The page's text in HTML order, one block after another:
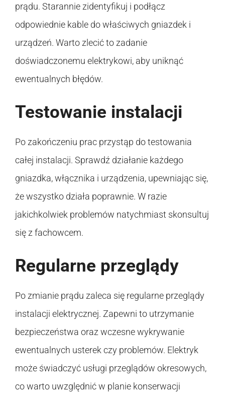
prądu. Starannie zidentyfikuj i podłącz
odpowiednie kable do właściwych gniazdek i
urządzeń. Warto zlecić to zadanie
doświadczonemu elektrykowi, aby uniknąć
ewentualnych błędów.
Testowanie instalacji
Po zakończeniu prac przystąp do testowania
całej instalacji. Sprawdź działanie każdego
gniazdka, włącznika i urządzenia, upewniając się,
że wszystko działa poprawnie. W razie
jakichkolwiek problemów natychmiast skonsultuj
się z fachowcem.
Regularne przeglądy
Po zmianie prądu zaleca się regularne przeglądy
instalacji elektrycznej. Zapewni to utrzymanie
bezpieczeństwa oraz wczesne wykrywanie
ewentualnych usterek czy problemów. Elektryk
może świadczyć usługi przeglądów okresowych,
co warto uwzględnić w planie konserwacji